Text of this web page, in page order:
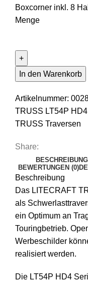
Boxcorner inkl. 8
Menge
In den Warenkorb
Artikelnummer:
TRUSS LT54P
TRUSS Traversen
Share:
BESCHREIBUNG
BEWERTUNGEN (0)
Beschreibung
Das LITECRAFT
als
ein Optimum an
Touringbetrieb.
Werbeschilder
realisiert werden.
Die LT54P HD4